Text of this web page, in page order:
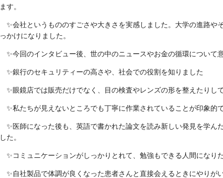
ます。
✨会社というもののすごさや大きさを実感しました。大学の進路や
っかけになりました。
✨今回のインタビュー後、世の中のニュースやお金の循環について
✨銀行のセキュリティーの高さや、社会での役割を知りました
✨眼鏡店では販売だけでなく、目の検査やレンズの形を整えたりし
✨私たちが見えないところでも丁寧に作業されていることが印象的で
✨医師になった後も、英語で書かれた論文を読み新しい発見を学ん
した。
✨コミュニケーションがしっかりとれて、勉強もできる人間になり
✨自社製品で体調が良くなった患者さんと直接会えるときにやりが